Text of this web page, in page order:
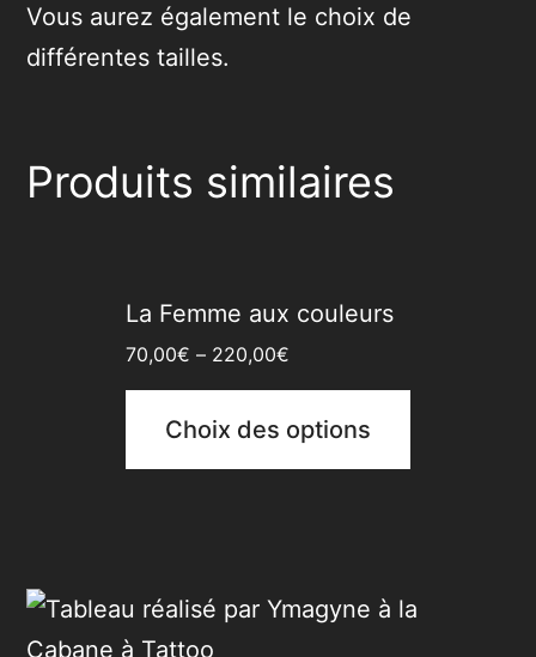
Vous aurez également le choix de
différentes tailles.
Produits similaires
La Femme aux couleurs
70,00€ – 220,00€
Choix des options